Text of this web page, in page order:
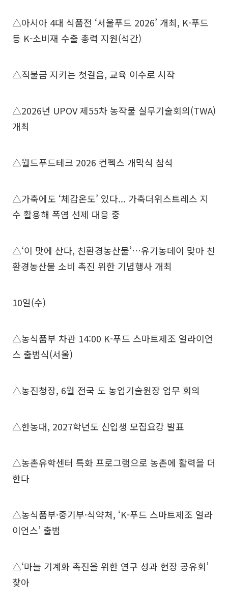
△아시아 4대 식품전 ‘서울푸드 2026’ 개최, K-푸드
등 K-소비재 수출 총력 지원(석간)
△직불금 지키는 첫걸음, 교육 이수로 시작
△2026년 UPOV 제55차 농작물 실무기술회의(TWA)
개최
△월드푸드테크 2026 컨펙스 개막식 참석
△가축에도 ‘체감온도’ 있다... 가축더위스트레스 지
수 활용해 폭염 선제 대응 중
△‘이 맛에 산다, 친환경농산물’…유기농데이 맞아 친
환경농산물 소비 촉진 위한 기념행사 개최
10일(수)
△농식품부 차관 14:00 K-푸드 스마트제조 얼라이언
스 출범식(서울)
△농진청장, 6월 전국 도 농업기술원장 업무 회의
△한농대, 2027학년도 신입생 모집요강 발표
△농촌유학센터 특화 프로그램으로 농촌에 활력을 더
한다
△농식품부·중기부·식약처, ‘K-푸드 스마트제조 얼라
이언스’ 출범
△‘마늘 기계화 촉진을 위한 연구 성과 현장 공유회’
찾아